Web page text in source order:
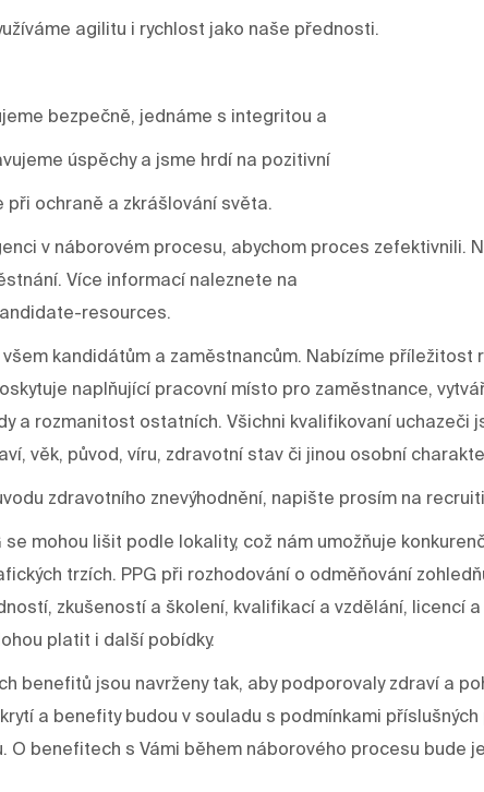
agilitu i rychlost jako naše přednosti.
bezpečně, jednáme s integritou a
úspěchy a jsme hrdí na pozitivní
ochraně a zkrášlování světa.
v náborovém procesu, abychom proces zefektivnili.
Více informací naleznete na
resources.
kandidátům a zaměstnancům. Nabízíme příležitost
naplňující pracovní místo pro zaměstnance,
a rozmanitost ostatních. Všichni kvalifikovaní uchazeči
věk, původ, víru, zdravotní stav či jinou osobní
zdravotního znevýhodnění, napište prosím na
mohou lišit podle lokality, což nám umožňuje
trzích. PPG při rozhodování o odměňování
zkušeností a školení, kvalifikací a vzdělání, licencí
platit i další pobídky.
benefitů jsou navrženy tak, aby podporovaly zdraví a
a benefity budou v souladu s podmínkami příslušných
O benefitech s Vámi během náborového procesu bude